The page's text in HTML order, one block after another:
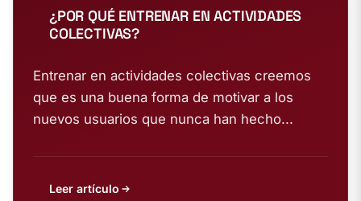
¿POR QUÉ ENTRENAR EN ACTIVIDADES
COLECTIVAS?
Entrenar en actividades colectivas creemos
que es una buena forma de motivar a los
nuevos usuarios que nunca han hecho...
Leer artículo